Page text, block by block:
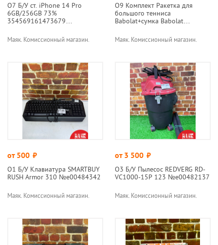
О7 Б/У ст. iPhone 14 Pro
6GB/256GB 73%
354569161473679
Маяк. Комиссионный магазин.
О9 Комплект Ракетка для
большого тенниса
Babolat+cумка Babolat
Маяк. Комиссионный магазин.
от 500 руб.
О1 Б/У Клавиатура SMARTBUY
RUSH Armor 310 №e00484342
Маяк. Комиссионный магазин.
от 3 500 руб.
О3 Б/У Пылесос REDVERG RD-
VC1000-15P 123 №e00482137
Маяк. Комиссионный магазин.